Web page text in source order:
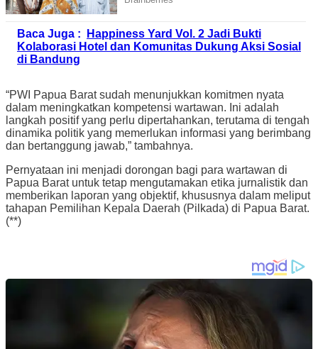
Baca Juga :
Happiness Yard Vol. 2 Jadi Bukti
Kolaborasi Hotel dan Komunitas Dukung Aksi Sosial
di Bandung
“PWI Papua Barat sudah menunjukkan komitmen nyata
dalam meningkatkan kompetensi wartawan. Ini adalah
langkah positif yang perlu dipertahankan, terutama di tengah
dinamika politik yang memerlukan informasi yang berimbang
dan bertanggung jawab,” tambahnya.
Pernyataan ini menjadi dorongan bagi para wartawan di
Papua Barat untuk tetap mengutamakan etika jurnalistik dan
memberikan laporan yang objektif, khususnya dalam meliput
tahapan Pemilihan Kepala Daerah (Pilkada) di Papua Barat.
(**)